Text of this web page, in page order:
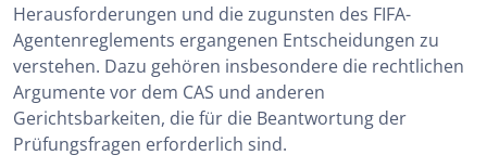
Herausforderungen und die zugunsten des FIFA-
Agentenreglements ergangenen Entscheidungen zu
verstehen. Dazu gehören insbesondere die rechtlichen
Argumente vor dem CAS und anderen
Gerichtsbarkeiten, die für die Beantwortung der
Prüfungsfragen erforderlich sind.